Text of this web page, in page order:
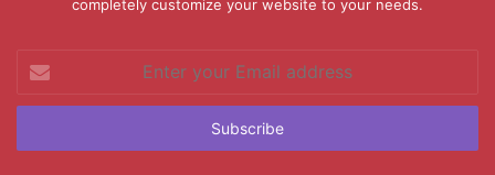
completely customize your website to your needs.
your
Email